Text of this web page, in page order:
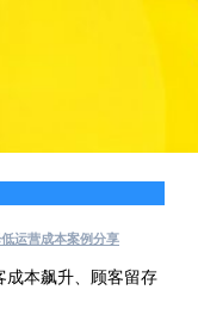
运营成本案例分享
成本飙升、顾客留存